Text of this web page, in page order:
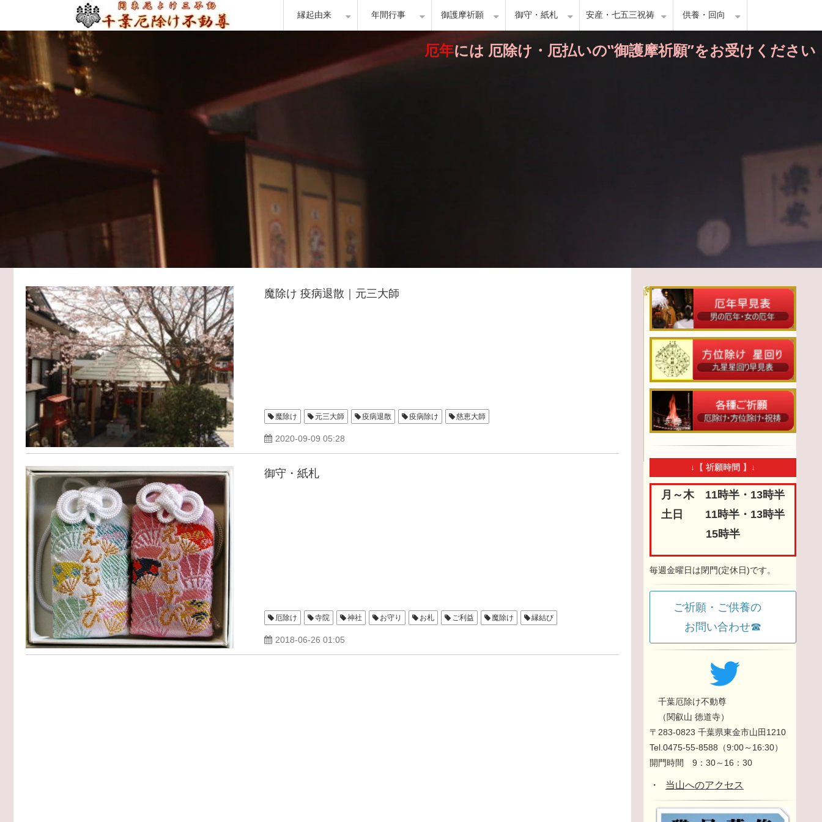
縁起由来 年間行事 御護摩祈願 御守・紙札 安産・七五三祝祷 供養・回向
厄年には 厄除け・厄払いの‟御護摩祈願”をお受けください
魔除け 疫病退散｜元三大師
魔除け 元三大師 疫病退散 疫病除け 慈恵大師
2020-09-09 05:28
御守・紙札
厄除け 寺院 神社 お守り お札 ご利益 魔除け 縁結び
2018-06-26 01:05
↓【 祈願時間 】↓
月～木 11時半・13時半
土日 11時半・13時半
15時半
毎週金曜日は閉門(定休日)です。
ご祈願・ご供養の
お問い合わせ☎
千葉厄除け不動尊
（関叡山 徳道寺）
〒283-0823 千葉県東金市山田1210
Tel.0475-55-8588（9:00～16:30）
開門時間 9：30～16：30
・ 当山へのアクセス